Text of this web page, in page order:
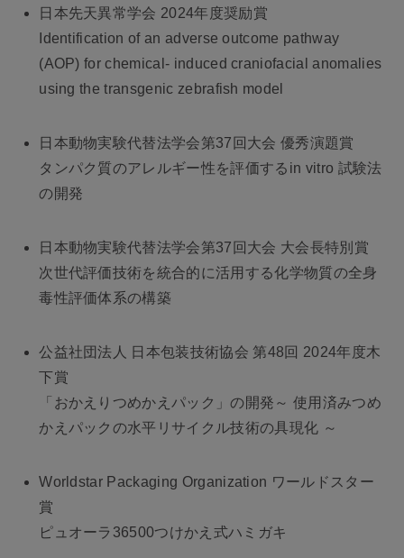
日本先天異常学会 2024年度奨励賞
Identification of an adverse outcome pathway
(AOP) for chemical- induced craniofacial anomalies
using the transgenic zebrafish model
日本動物実験代替法学会第37回大会 優秀演題賞
タンパク質のアレルギー性を評価するin vitro 試験法
の開発
日本動物実験代替法学会第37回大会 大会長特別賞
次世代評価技術を統合的に活⽤する化学物質の全⾝
毒性評価体系の構築
公益社団法人 日本包装技術協会 第48回 2024年度木
下賞
「おかえりつめかえパック」の開発～ 使用済みつめ
かえパックの水平リサイクル技術の具現化 ～
Worldstar Packaging Organization ワールドスター
賞
ピュオーラ36500つけかえ式ハミガキ